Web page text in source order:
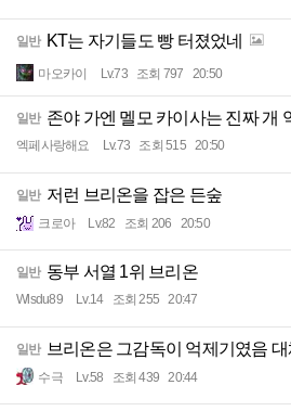
일반 KT는 자기들도 빵 터졌었네
마오카이 Lv.73 조회 797 20:50
일반 존야 가엔 멜모 카이사는 진짜 개
엑페사랑해요 Lv.73 조회 515 20:50
일반 저런 브리온을 잡은 든숲
크로아 Lv.82 조회 206 20:50
일반 동부 서열 1위 브리온
Wlsdu89 Lv.14 조회 255 20:47
일반 브리온은 그감독이 억제기였음 대
수극 Lv.58 조회 439 20:44